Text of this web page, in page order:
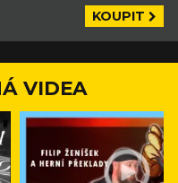
KOUPIT
VIDEA